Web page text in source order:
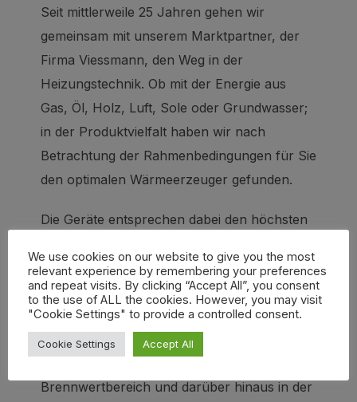
Seit mittlerweile 25 Jahren gehen wir
gemeinsam mit unserem Marktpartner, der
Firma Viessmann, den Weg in der
Heizungstechnik. Ob mit der Energie aus
Gas, Öl, Holz, Luft, Sole oder Grundwasser;
in der Produktvielfalt haben wir nach
Betrachtung der Rahmenbedingungen für Sie
den optimalen Wärmeerzeuger gefunden.
Die Geräte entsprechen dabei den höchsten
erfolgter Optimierung des Heizungssystems
(u.a. Hydraulischer Abgleich) so effizient, wie
nur möglich betrieben werden. Lassen Sie
sich von uns in einem beratenden Gespräch
Brennwertbereich und darüber hinaus in der
We use cookies on our website to give you the most
relevant experience by remembering your preferences
and repeat visits. By clicking “Accept All”, you consent
to the use of ALL the cookies. However, you may visit
"Cookie Settings" to provide a controlled consent.
Cookie Settings Accept All